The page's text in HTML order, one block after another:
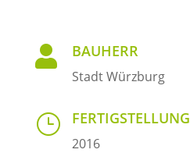
 BAUHERR
Stadt Würzburg
} FERTIGSTELLUNG
2016